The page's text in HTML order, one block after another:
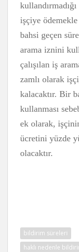
işçiye
bahsi geçen
arama iznini
çalışılan iş
zamlı olarak
kalacaktır. Bir
kullanması
ek olarak,
ücretini yüzde
olacaktır.
bildirim süreleri
haklı nedenle